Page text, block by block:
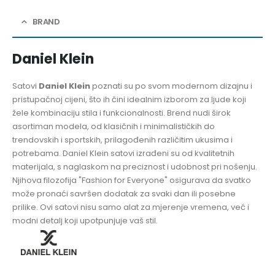
BRAND
Daniel Klein
Satovi Daniel Kleinpoznati su po svom modernom dizajnu i
pristupačnoj cijeni, što ih čini idealnim izborom za ljude koji
žele kombinaciju stila i funkcionalnosti. Brend nudi širok
asortiman modela, od klasičnih i minimalističkih do
trendovskih i sportskih, prilagođenih različitim ukusima i
potrebama. Daniel Klein satovi izrađeni su od kvalitetnih
materijala, s naglaskom na preciznost i udobnost pri nošenju.
Njihova filozofija "Fashion for Everyone" osigurava da svatko
može pronaći savršen dodatak za svaki dan ili posebne
prilike. Ovi satovi nisu samo alat za mjerenje vremena, već i
modni detalj koji upotpunjuje vaš stil.